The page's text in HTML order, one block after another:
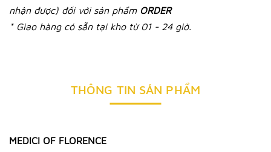
nhận được) đối với sản phẩm ORDER
* Giao hàng có sẵn tại kho từ 01 - 24 giờ.
THÔNG TIN SẢN PHẨM
MEDICI OF FLORENCE